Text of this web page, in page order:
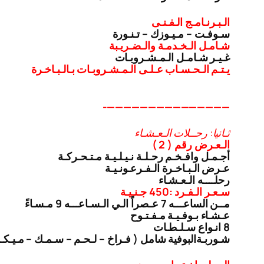
الـبـرنـامـج الـفـنـى
سـوفـت – مـيـوزك – تـنـورة
شـامـل الـخـدمـة والـضـريـبة
غـيـر شـامـل الـمـشـروبـات
يـتـم الـحـسـاب عـلـى الـمـشـروبـات بـالـبـاخـرة
———————————————-
ثـانيا: رحــلات الـعـشـاء
الـعـرض رقم ( 2 )
أجـمـل وافـخـم رحـلـة نـيـلـيـة مـتـحـركـة
عـرض الـبـاخـرة الـفـرعـونـيـة
رحلــــه الـعـشـاء
سـعـر الـفـرد :450 جـنـيـة
مــن الساعـــه 7 عـصراً الـي الـسـاعـــه 9 مـسـاءً
عـشـاء بـوفـيـة مـفـتـوح
8 انـواع سـلـطـات
شـوربـةالبوفية شامل ( فـراخ – لـحـم – سـمـك –